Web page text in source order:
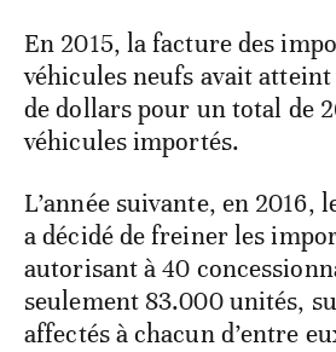
En 2015, la facture des
véhicules neufs avait
de dollars pour un total de
véhicules importés.
L’année suivante, en 2016,
a décidé de freiner les
autorisant à 40
seulement 83.000 unités,
affectés à chacun d’entre